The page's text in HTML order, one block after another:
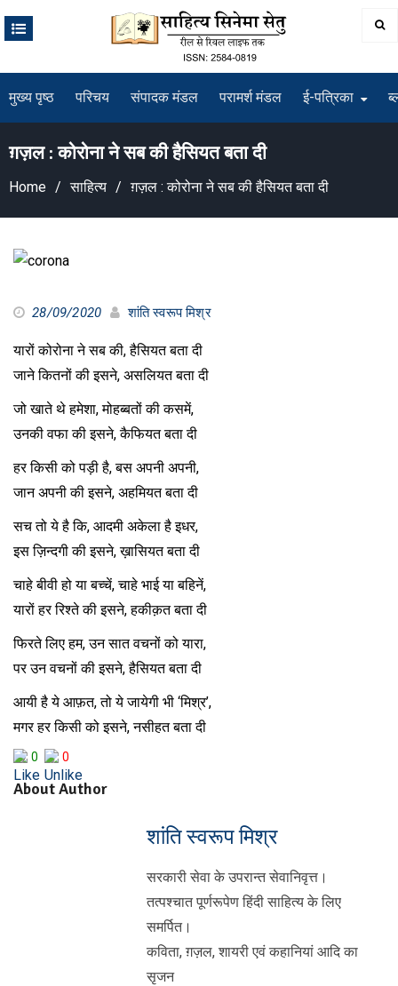
मुख्य पृष्ठ परिचय संपादक मंडल परामर्श मंडल ई-पत्रिका
ग़ज़ल : कोरोना ने सब की हैसियत बता दी
Home साहित्य ग़ज़ल : कोरोना ने सब की हैसियत बता दी
28/09/2020 शांति स्वरूप मिश्र
यारों कोरोना ने सब की, हैसियत बता दी
जाने कितनों की इसने, असलियत बता दी
जो खाते थे हमेशा, मोहब्बतों की कसमें,
उनकी वफा की इसने, कैफियत बता दी
हर किसी को पड़ी है, बस अपनी अपनी,
जान अपनी की इसने, अहमियत बता दी
सच तो ये है कि, आदमी अकेला है इधर,
इस ज़िन्दगी की इसने, ख़ासियत बता दी
चाहे बीवी हो या बच्चें, चाहे भाई या बहिनें,
यारों हर रिश्ते की इसने, हकीक़त बता दी
फिरते लिए हम, उन सात वचनों को यारा,
पर उन वचनों की इसने, हैसियत बता दी
आयी है ये आफ़त, तो ये जायेगी भी ‘मिश्र’,
मगर हर किसी को इसने, नसीहत बता दी
0 0
About Author
शांति स्वरूप मिश्र
सरकारी सेवा के उपरान्त सेवानिवृत्त।
तत्पश्चात पूर्णरूपेण हिंदी साहित्य के लिए
समर्पित।
कविता, ग़ज़ल, शायरी एवं कहानियां आदि का
सृजन